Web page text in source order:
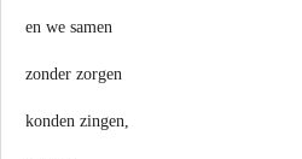
en we samen
zonder zorgen
konden zingen,